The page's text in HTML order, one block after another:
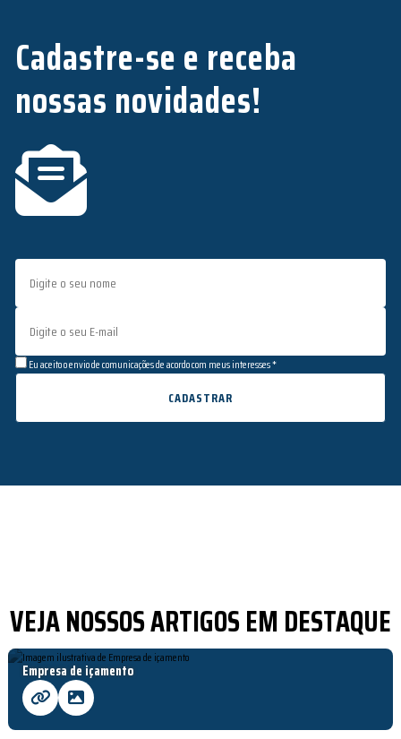
Cadastre-se e receba
nossas novidades!
Eu aceito o envio de comunicações de acordo com meus interesses *
VEJA NOSSOS ARTIGOS EM DESTAQUE
Empresa de içamento